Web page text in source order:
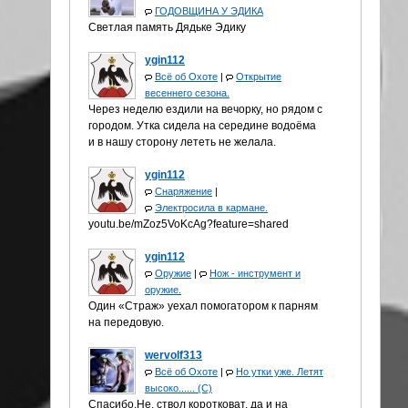
ГОДОВЩИНА У ЭДИКА
Светлая память Дядьке Эдику
ygin112
Всё об Охоте |
Открытие
весеннего сезона.
Через неделю ездили на вечорку, но рядом с
городом. Утка сидела на середине водоёма
и в нашу сторону лететь не желала.
ygin112
Снаряжение |
Электросила в кармане.
youtu.be/mZoz5VoKcAg?feature=shared
ygin112
Оружие |
Нож - инструмент и
оружие.
Один «Страж» уехал помогатором к парням
на передовую.
wervolf313
Всё об Охоте |
Но утки уже. Летят
высоко...... (С)
Спасибо.Не, ствол коротковат, да и на